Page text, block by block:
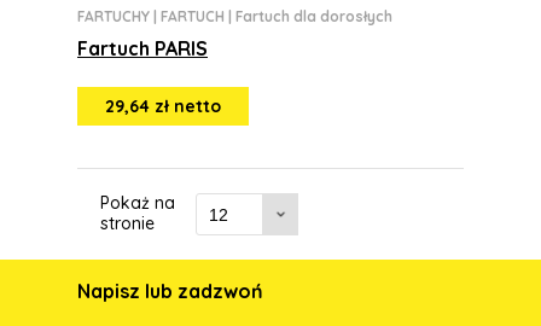
FARTUCHY FARTUCH Fartuch dla dorosłych
Fartuch PARIS
29,64 zł netto
Pokaż na
stronie
Napisz lub zadzwoń